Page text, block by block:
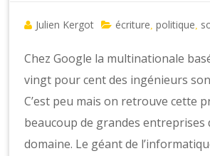
Julien Kergot écriture ,politique
Chez Google la multinationale
vingt pour cent des ingénieurs
C’est peu mais on retrouve cette
beaucoup de grandes entreprises
domaine. Le géant de